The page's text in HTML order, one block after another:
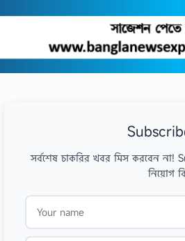
সর্বশেষ চাকরির খবর মিস করবেন
নিয়োগ